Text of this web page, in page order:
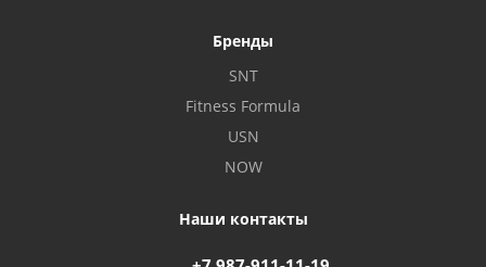
Бренды
SNT
Fitness Formula
USN
NOW
Наши контакты